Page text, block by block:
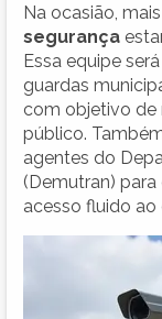
Na ocasião,
segurança
Essa equipe
guardas
com objetivo de
público.
agentes do
(Demutran)
acesso fluido ao